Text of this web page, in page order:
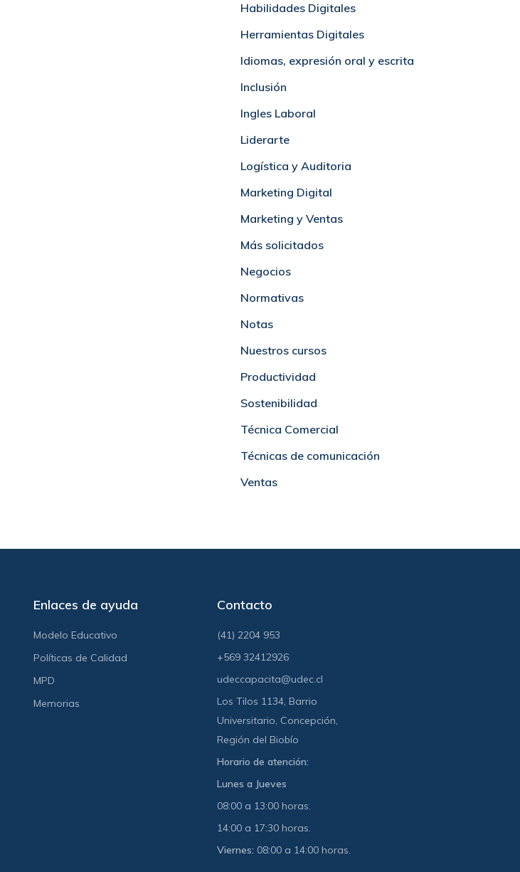
Habilidades Digitales
Herramientas Digitales
Idiomas, expresión oral y escrita
Inclusión
Ingles Laboral
Liderarte
Logística y Auditoria
Marketing Digital
Marketing y Ventas
Más solicitados
Negocios
Normativas
Notas
Nuestros cursos
Productividad
Sostenibilidad
Técnica Comercial
Técnicas de comunicación
Ventas
Enlaces de ayuda
Modelo Educativo
Políticas de Calidad
MPD
Memorias
Contacto
(41) 2204 953
+569 32412926
udeccapacita@udec.cl
Los Tilos 1134, Barrio
Universitario, Concepción,
Región del Biobío
Horario de atención:
Lunes a Jueves
08:00 a 13:00 horas.
14:00 a 17:30 horas.
Viernes: 08:00 a 14:00 horas.